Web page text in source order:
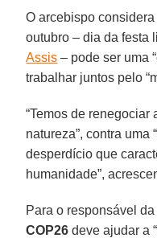
O arcebispo
outubro – dia da festa
Assis – pode ser uma
trabalhar juntos pelo
“Temos de renegociar
natureza”, contra uma
desperdício que
humanidade”,
Para o responsável
COP26 deve ajudar a